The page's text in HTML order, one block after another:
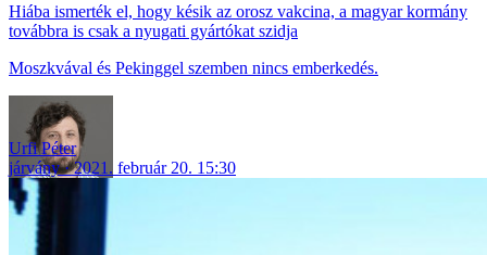
Hiába ismerték el, hogy késik az orosz vakcina, a magyar kormány
továbbra is csak a nyugati gyártókat szidja
Moszkvával és Pekinggel szemben nincs emberkedés.
Urfi Péter
járvány
2021. február 20. 15:30